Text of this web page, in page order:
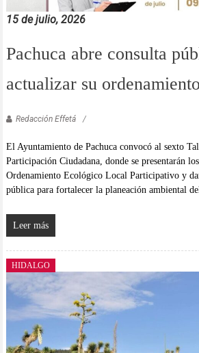
15 de julio, 2026
Pachuca abre consulta
actualizar su
Redacción Effetá
El Ayuntamiento de Pachuca convocó al sexto
Participación Ciudadana, donde se presentarán
Ordenamiento Ecológico Local Participativo y
pública para fortalecer la planeación ambiental
Leer más
HIDALGO